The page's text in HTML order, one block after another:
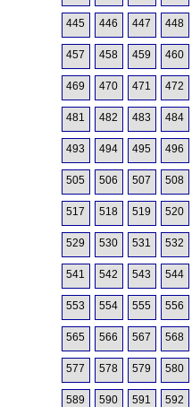
445 446 447 448
457 458 459 460
469 470 471 472
481 482 483 484
493 494 495 496
505 506 507 508
517 518 519 520
529 530 531 532
541 542 543 544
553 554 555 556
565 566 567 568
577 578 579 580
589 590 591 592